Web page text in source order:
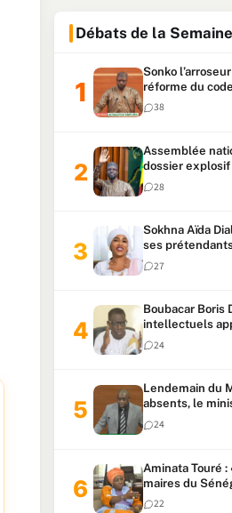
Débats de la Semaine
Sonko
réforme du
candidature
38
Assemblée
dossier
du patrimoine
28
Sokhna Aïda
ses prétendants
jamais un autre
27
Boubacar Boris
intellectuels
urgent de la
constitutionnelle
24
Lendemain du
absents, le
Lamine Dianté
24
Aminata Touré
maires du
Kiiraay»
22